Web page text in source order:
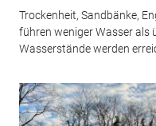
Trockenheit, Sandbänke,
führen weniger Wasser als
Wasserstände werden